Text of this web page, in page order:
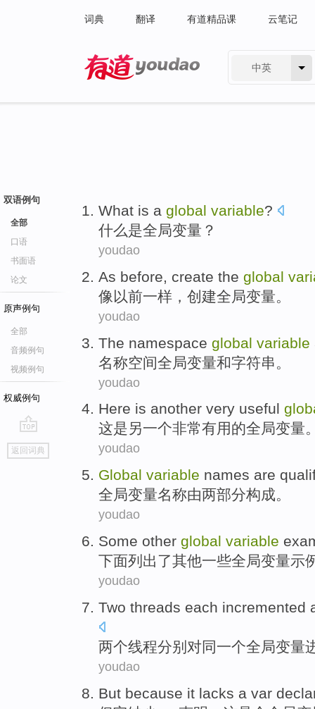
词典 翻译 有道精品课 云笔记
中英
双语例句
全部
口语
书面语
论文
原声例句
全部
音频例句
视频例句
权威例句
go
top
返回词典
What is a global variable?
什么是全局变量 ？
youdao
As before, create the global
像 以前一样 ， 创建全局变量。
youdao
The namespace global variable
名称空间全局变量和字符串。
youdao
Here is another very useful
这是另一个非常有用的全局变量
youdao
Global variable names are
全局变量名称由两部分构成。
youdao
Some other global variable
下面列出了其他一些全局变量示
youdao
Two threads each incremented
两个线程分别 对同一个全局变量
youdao
But because it lacks a var